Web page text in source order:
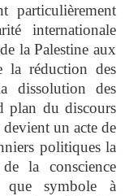
internationale
la Palestine aux
la réduction des
dissolution des
plan du discours
un acte de
politiques la
la conscience
que symbole à